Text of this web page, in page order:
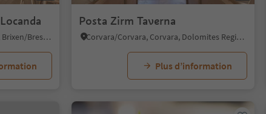
Bressanone città/Brixen Stadt, Brixen/Bressanone, Brixen/Bressanone and environs
Posta Zirm Taverna
Corvara/Corvara, Corvara, Dolomites Region Alta Badia
Plus d’information